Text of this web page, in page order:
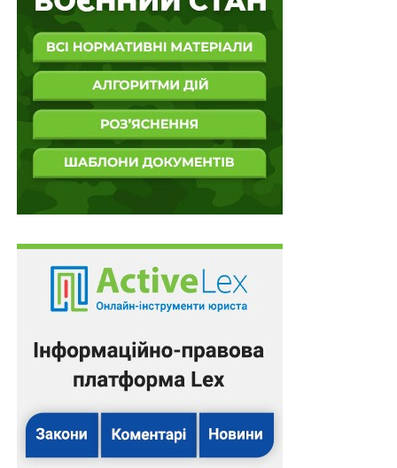
Верховного Суду щодо кримінальних
правопорушень, пов’язаних з війною,
Воєнний стан. Всі нормативні матеріали,
алгоритми дій, роз’яснення, корисні ресурси
Схожі статті:
Дозвіл на експорт готових виробів
використання…
Фармацевтичне агентство замість
Держслужби з лікарських засобів та контролю
Банки фінансової інклюзії можуть отримати
ліцензію з 26 червня
Власники об’єктів культурної спадщини можуть
отримати допомогу за програмою